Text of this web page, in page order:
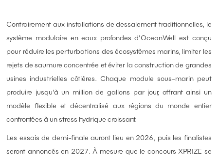
Contrairement aux installations de dessalement traditionnelles, le
système modulaire en eaux profondes d'OceanWell est conçu
pour réduire les perturbations des écosystèmes marins, limiter les
rejets de saumure concentrée et éviter la construction de grandes
usines industrielles côtières. Chaque module sous-marin peut
produire jusqu'à un million de gallons par jour, offrant ainsi un
modèle flexible et décentralisé aux régions du monde entier
confrontées à un stress hydrique croissant.
Les essais de demi-finale auront lieu en 2026, puis les finalistes
seront annoncés en 2027. À mesure que le concours XPRIZE se